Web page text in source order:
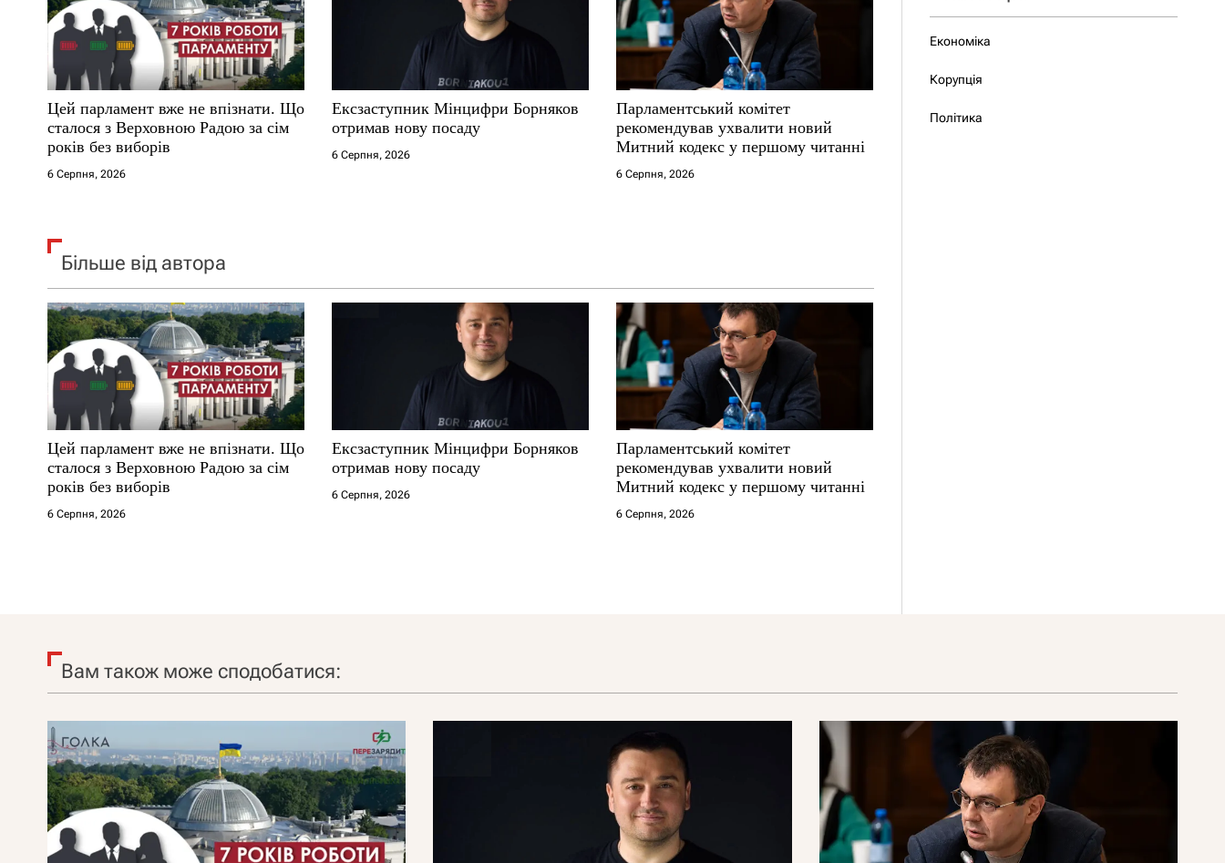
п
и
с
і
в
Цей парламент вже не впізнати. Що
сталося з Верховною Радою за сім
років без виборів
6 Серпня, 2026
Ексзаступник Мінцифри Борняков
отримав нову посаду
6 Серпня, 2026
Парламентський комітет
рекомендував ухвалити новий
Митний кодекс у першому читанні
6 Серпня, 2026
Більше від автора
Цей парламент вже не впізнати. Що
сталося з Верховною Радою за сім
років без виборів
6 Серпня, 2026
Ексзаступник Мінцифри Борняков
отримав нову посаду
6 Серпня, 2026
Парламентський комітет
рекомендував ухвалити новий
Митний кодекс у першому читанні
6 Серпня, 2026
Економіка
Корупція
Політика
Вам також може сподобатися: